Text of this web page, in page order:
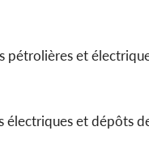
pétrolières et
électriques et dépôts
sanitaire, le